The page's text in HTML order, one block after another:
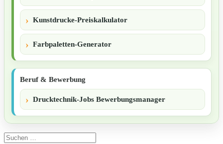
Kunstdrucke-Preiskalkulator
Farbpaletten-Generator
Beruf & Bewerbung
Drucktechnik-Jobs Bewerbungsmanager
Suchen